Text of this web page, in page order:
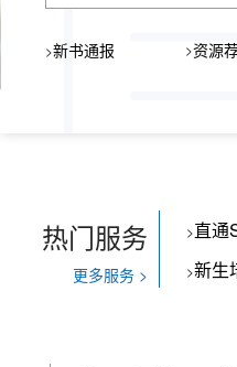
>新书通报 >资源
热门服务
更多服务 >
>直通
>新生